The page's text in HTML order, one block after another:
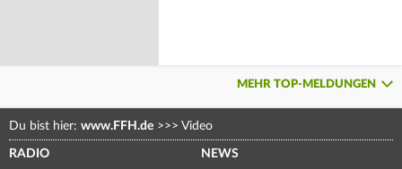
MEHR TOP-MELDUNGEN
Du bist hier: www.FFH.de >>> Video
RADIO NEWS